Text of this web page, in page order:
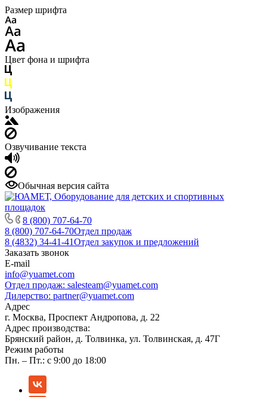
Размер шрифта
Цвет фона и шрифта
Изображения
Озвучивание текста
Обычная версия сайта
8 (800) 707-64-70
8 (800) 707-64-70Отдел продаж
8 (4832) 34-41-41Отдел закупок и предложений
Заказать звонок
E-mail
info@yuamet.com
Отдел продаж: salesteam@yuamet.com
Дилерство: partner@yuamet.com
Адрес
г. Москва, Проспект Андропова, д. 22
Адрес производства:
Брянский район, д. Толвинка, ул. Толвинская, д. 47Г
Режим работы
Пн. – Пт.: с 9:00 до 18:00